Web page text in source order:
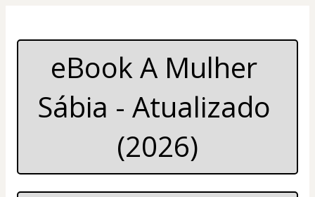
eBook A Mulher
Sábia - Atualizado
(2026)